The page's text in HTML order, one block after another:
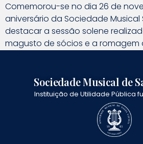
Comemorou-se no dia 26 de
aniversário da Sociedade Musical
destacar a sessão solene
magusto de sócios e a romagem
Sociedade Musical de
Instituição de Utilidade Pública